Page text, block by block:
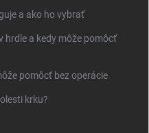
a ako ho vybrať
hrdle a kedy môže pomôcť
pomôcť bez operácie
krku?